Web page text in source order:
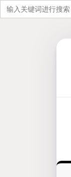
搜
索：